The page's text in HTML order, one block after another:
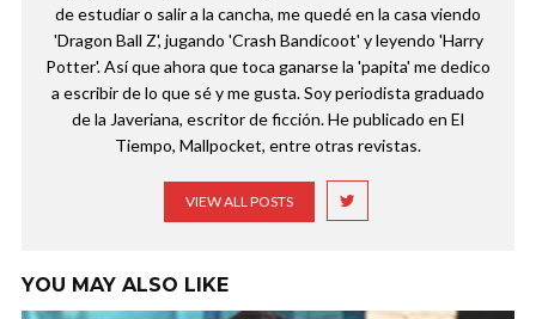
de estudiar o salir a la cancha, me quedé en la casa viendo
'Dragon Ball Z', jugando 'Crash Bandicoot' y leyendo 'Harry
Potter'. Así que ahora que toca ganarse la 'papita' me dedico
a escribir de lo que sé y me gusta. Soy periodista graduado
de la Javeriana, escritor de ficción. He publicado en El
Tiempo, Mallpocket, entre otras revistas.
VIEW ALL POSTS
YOU MAY ALSO LIKE